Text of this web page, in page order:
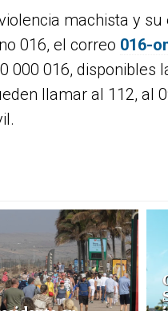
machista y
016, el correo 016-
000 016, disponibles
llamar al 112, al